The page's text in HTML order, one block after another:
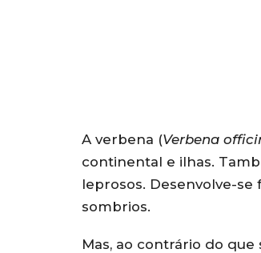
A verbena (Verbena
continental e ilhas.
leprosos. Desenvolve-
sombrios.
Mas, ao contrário do